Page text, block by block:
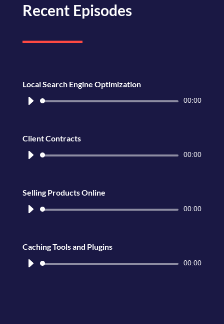
Recent Episodes
Local Search Engine Optimization
Lecteur
00:00
Client Contracts
Lecteur
00:00
Selling Products Online
Lecteur
00:00
Caching Tools and Plugins
Lecteur
00:00